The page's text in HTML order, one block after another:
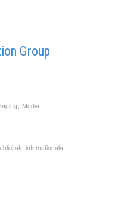
Group
, Media
internationala